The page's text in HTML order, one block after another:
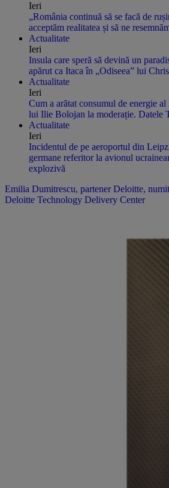
Ieri
„România continuă să se facă de
acceptăm realitatea și să ne
Actualitate
Ieri
Insula care speră să devină un
apărut ca Itaca în „Odiseea” lui
Actualitate
Ieri
Cum a arătat consumul de energie
lui Ilie Bolojan la moderație. Datele
Actualitate
Ieri
Incidentul de pe aeroportul din
germane referitor la avionul
explozivă
Emilia Dumitrescu, partener Deloitte,
Deloitte Technology Delivery Center